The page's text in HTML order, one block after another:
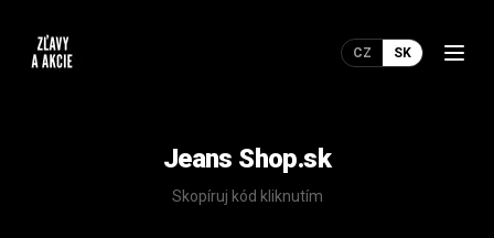
CZ SK
Jeans Shop.sk
Skopíruj kód kliknutím